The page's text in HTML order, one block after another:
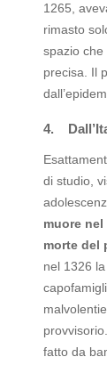
1265,
rimasto
spazio
precisa. Il
4.
di studio,
muore nel
morte del
nel 1326
fatto da